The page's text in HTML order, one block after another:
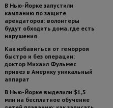
В Нью-Йорке запустили
кампанию по защите
арендаторов: волонтеры
будут обходить дома, где есть
нарушения
Как избавиться от геморроя
быстро и без операции:
доктор Михаил Фульмес
привез в Америку уникальный
аппарат
В Нью-Йорке выделили $1,5
млн на бесплатное обучение